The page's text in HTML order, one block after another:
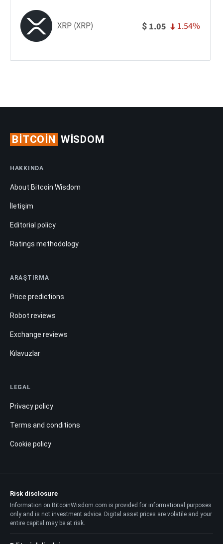
XRP (XRP) $ 1.05 1.54%
BITCOIN WISDOM
HAKKINDA
About Bitcoin Wisdom
İletişim
Editorial policy
Ratings methodology
ARAŞTIRMA
Price predictions
Robot reviews
Exchange reviews
Kılavuzlar
LEGAL
Privacy policy
Terms and conditions
Cookie policy
Risk disclosure
Information on BitcoinWisdom.com is provided for informational purposes
only and is not investment advice. Digital asset prices are volatile and your
entire capital may be at risk.